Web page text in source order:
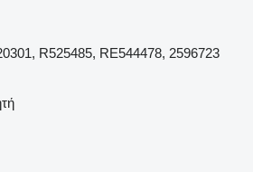
R525485, RE544478, 2596723